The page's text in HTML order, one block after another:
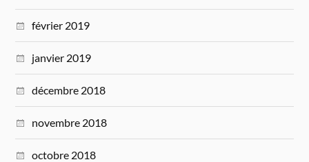
février 2019
janvier 2019
décembre 2018
novembre 2018
octobre 2018